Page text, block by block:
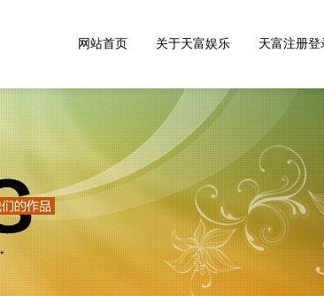
网站首页 关于天富娱乐 天富注册登